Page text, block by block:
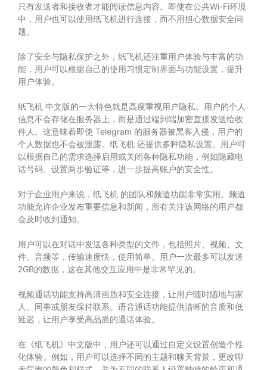
只有发送者和接收者才能阅读信息内容。即使在公共Wi-Fi环境
中，用户也可以使用纸飞机进行连接，而不用担心数据安全问
题。
除了安全与隐私保护之外，纸飞机还注重用户体验与丰富的功
能，用户可以根据自己的使用习惯定制界面与功能设置，提升
用户体验。
纸飞机 中文版的一大特色就是高度重视用户隐私。用户的个人
信息不会存储在服务器上，而是通过端到端加密直接发送给收
件人。这意味着即使 Telegram 的服务器被黑客入侵，用户的
个人数据也不会被泄露。纸飞机 还提供多种隐私设置。用户可
以根据自己的需求选择启用或关闭各种隐私功能，例如隐藏电
话号码、设置两步验证等，进一步提高账户的安全性。
对于企业用户来说，纸飞机 的团队和频道功能非常实用。频道
功能允许企业发布重要信息和新闻，所有关注该网络的用户都
会及时收到通知。
用户可以在对话中发送各种类型的文件，包括照片、视频、文
件、音频等，传输速度快，使用简单。用户一次最多可以发送
2GB的数据，这在其他交互应用中是非常罕见的。
视频通话功能支持高清画质和安全连接，让用户随时随地与家
人、同事或朋友保持联系。语音通话功能提供清晰的音质和低
延迟，让用户享受高品质的通话体验。
在《纸飞机》中文版中，用户还可以通过自定义设置创造个性
化体验。例如，用户可以选择不同的主题和聊天背景，更改聊